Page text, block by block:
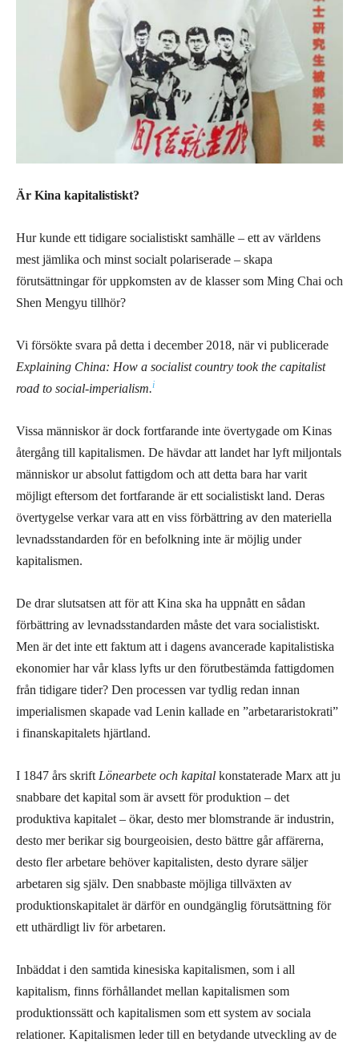
Är Kina kapitalistiskt?
Hur kunde ett tidigare socialistiskt samhälle – ett av världens
mest jämlika och minst socialt polariserade – skapa
förutsättningar för uppkomsten av de klasser som Ming Chai och
Shen Mengyu tillhör?
Vi försökte svara på detta i december 2018, när vi publicerade
Explaining China: How a socialist country took the capitalist
road to social-imperialism.i
Vissa människor är dock fortfarande inte övertygade om Kinas
återgång till kapitalismen. De hävdar att landet har lyft miljontals
människor ur absolut fattigdom och att detta bara har varit
möjligt eftersom det fortfarande är ett socialistiskt land. Deras
övertygelse verkar vara att en viss förbättring av den materiella
levnadsstandarden för en befolkning inte är möjlig under
kapitalismen.
De drar slutsatsen att för att Kina ska ha uppnått en sådan
förbättring av levnadsstandarden måste det vara socialistiskt.
Men är det inte ett faktum att i dagens avancerade kapitalistiska
ekonomier har vår klass lyfts ur den förutbestämda fattigdomen
från tidigare tider? Den processen var tydlig redan innan
imperialismen skapade vad Lenin kallade en ”arbetararistokrati”
i finanskapitalets hjärtland.
I 1847 års skrift Lönearbete och kapital konstaterade Marx att ju
snabbare det kapital som är avsett för produktion – det
produktiva kapitalet – ökar, desto mer blomstrande är industrin,
desto mer berikar sig bourgeoisien, desto bättre går affärerna,
desto fler arbetare behöver kapitalisten, desto dyrare säljer
arbetaren sig själv. Den snabbaste möjliga tillväxten av
produktionskapitalet är därför en oundgänglig förutsättning för
ett uthärdligt liv för arbetaren.
Inbäddat i den samtida kinesiska kapitalismen, som i all
kapitalism, finns förhållandet mellan kapitalismen som
produktionssätt och kapitalismen som ett system av sociala
relationer. Kapitalismen leder till en betydande utveckling av de